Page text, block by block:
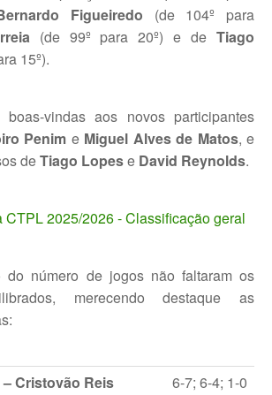
Torneio Social
VII
Figueiredo (de 104º para
(de 99º para 20º) e deTiago
15º).
vindas aos novos participantes
Penim e Miguel Alves de Matos, e
deTiago Lopese David Reynolds.
CTPL 2025/2026 - Classificação geral
do número de jogos não faltaram os
merecendo destaque as
Cristovão Reis
6-7; 6-4; 1-0